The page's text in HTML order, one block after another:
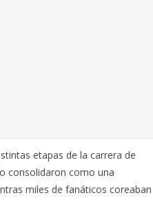
etapas de la carrera de
consolidaron como una
miles de fanáticos coreaban